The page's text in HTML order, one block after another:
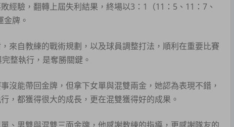
經驗，翻轉上屆失利結果，終場以3：1（11：5、11：7、
牌。
來自教練的戰術規劃，以及球員調整打法，順利在重要比賽
整執行，是奪勝關鍵。
沒能帶回金牌，但拿下女單與混雙兩金，她認為表現不錯，
，都獲得很大的成長，更在混雙獲得好的成果。
、男雙與混雙三面金牌，他感謝教練的指導，更感謝隊友的